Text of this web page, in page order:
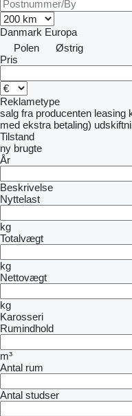
Danmark Europa
Polen
Østrig
Pris
Reklametype
salg fra producenten leasing
med ekstra betaling)
Tilstand
ny brugte
År
Beskrivelse
Nyttelast
kg
Totalvægt
kg
Nettovægt
kg
Karosseri
Rumindhold
m³
Antal rum
Antal studser